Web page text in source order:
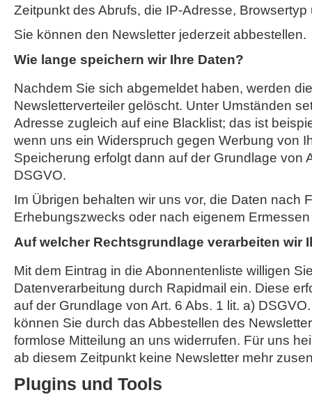
Zeitpunkt des Abrufs, die IP-Adresse,
Sie können den Newsletter jederzeit abbestellen.
Wie lange speichern wir Ihre Daten?
Nachdem Sie sich abgemeldet haben, werden
Newsletterverteiler gelöscht. Unter Umständen
Adresse zugleich auf eine Blacklist; das ist
wenn uns ein Widerspruch gegen Werbung von
Speicherung erfolgt dann auf der Grundlage von
DSGVO.
Im Übrigen behalten wir uns vor, die Daten nach
Erhebungszwecks oder nach eigenem
Auf welcher Rechtsgrundlage verarbeiten wir
Mit dem Eintrag in die Abonnentenliste willigen
Datenverarbeitung durch Rapidmail ein. Diese
auf der Grundlage von Art. 6 Abs. 1 lit. a)
können Sie durch das Abbestellen des
formlose Mitteilung an uns widerrufen. Für uns
ab diesem Zeitpunkt keine Newsletter mehr
Plugins und Tools